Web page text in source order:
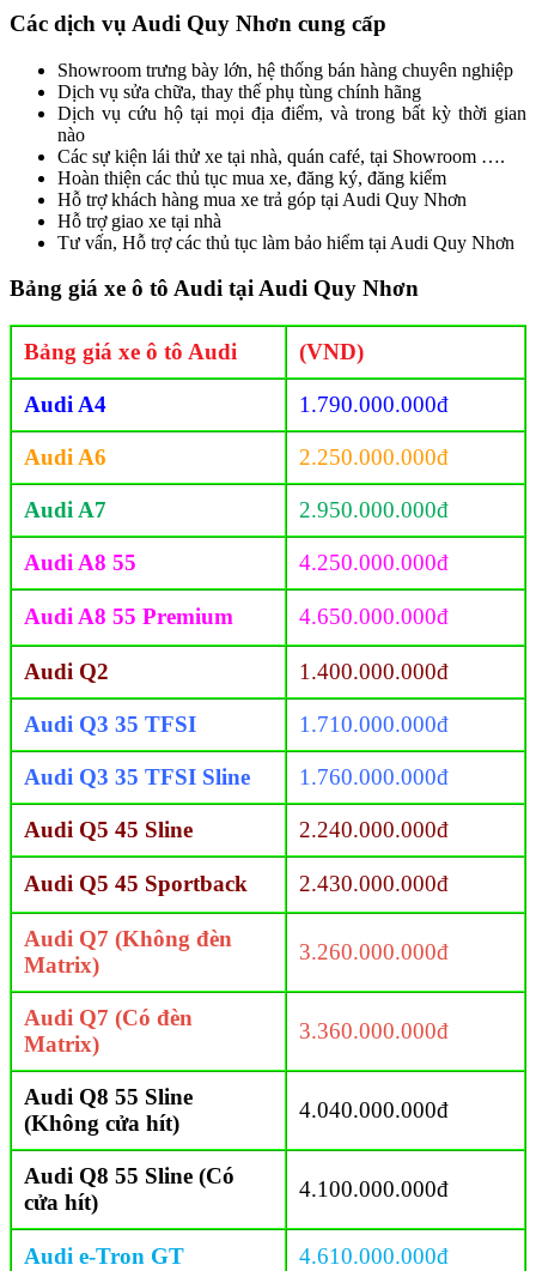
Các dịch vụ Audi Quy Nhơn cung cấp
Showroom trưng bày lớn, hệ thống bán hàng chuyên nghiệp
Dịch vụ sửa chữa, thay thế phụ tùng chính hãng
Dịch vụ cứu hộ tại mọi địa điểm, và trong bất kỳ thời gian
nào
Các sự kiện lái thử xe tại nhà, quán café, tại Showroom ….
Hoàn thiện các thủ tục mua xe, đăng ký, đăng kiểm
Hỗ trợ khách hàng mua xe trả góp tại Audi Quy Nhơn
Hỗ trợ giao xe tại nhà
Tư vấn, Hỗ trợ các thủ tục làm bảo hiểm tại Audi Quy Nhơn
Bảng giá xe ô tô Audi tại Audi Quy Nhơn
Bảng giá xe ô tô Audi (VND)
Audi A4 1.790.000.000đ
Audi A6 2.250.000.000đ
Audi A7 2.950.000.000đ
Audi A8 55 4.250.000.000đ
Audi A8 55 Premium 4.650.000.000đ
Audi Q2 1.400.000.000đ
Audi Q3 35 TFSI 1.710.000.000đ
Audi Q3 35 TFSI Sline 1.760.000.000đ
Audi Q5 45 Sline 2.240.000.000đ
Audi Q5 45 Sportback 2.430.000.000đ
Audi Q7 (Không đèn
Matrix)
3.260.000.000đ
Audi Q7 (Có đèn
Matrix)
3.360.000.000đ
Audi Q8 55 Sline
(Không cửa hít)
4.040.000.000đ
Audi Q8 55 Sline (Có
cửa hít)
4.100.000.000đ
Audi e-Tron GT 4.610.000.000đ